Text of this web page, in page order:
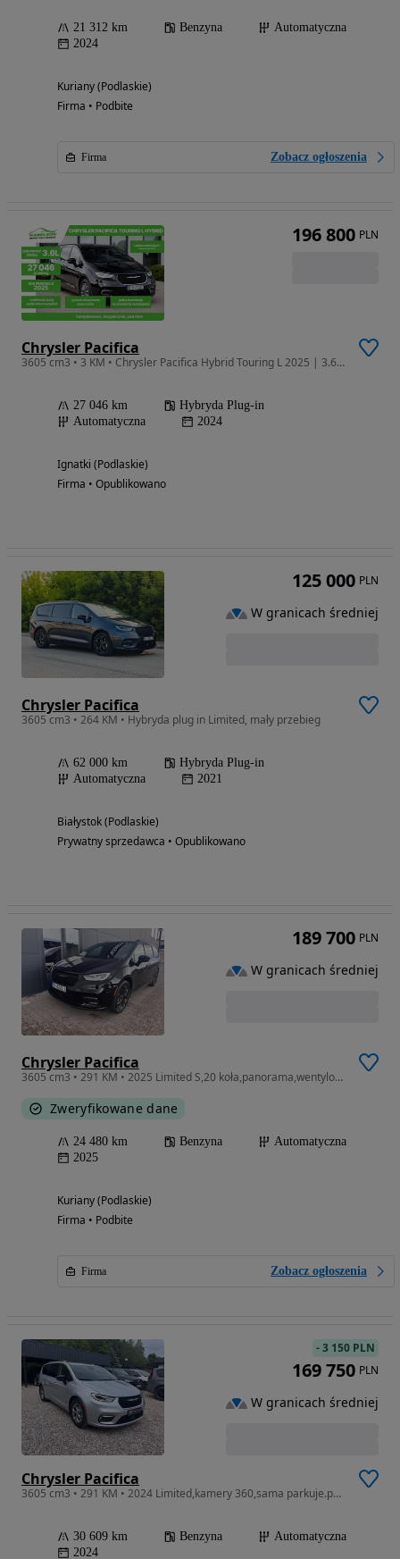
21 312 km Benzyna
Automatyczna
2024
Kuriany (Podlaskie)
Firma • Podbite
Firma Zobacz ogłoszenia
Chrysler Pacifica
3605 cm3 • 3 KM • Chrysler Pacifica Hybrid Touring L 2025 | 3.6 V6 Plug-In | Czarny | Za
27 046 km
Hybryda Plug-in
Automatyczna
2024
Ignatki (Podlaskie)
Firma • Opublikowano
196 800 PLN
Chrysler Pacifica
3605 cm3 • 264 KM • Hybryda plug in Limited, mały przebieg
62 000 km
Hybryda Plug-in
Automatyczna
2021
Białystok (Podlaskie)
Prywatny sprzedawca • Opublikowano
125 000 PLN
W granicach średniej
Chrysler Pacifica
3605 cm3 • 291 KM • 2025 Limited S,20 koła,panorama,wentylowane fotele
Zweryfikowane dane
24 480 km Benzyna
Automatyczna
2025
Kuriany (Podlaskie)
Firma • Podbite
Firma Zobacz ogłoszenia
189 700 PLN
W granicach średniej
Chrysler Pacifica
3605 cm3 • 291 KM • 2024 Limited,kamery 360,sama parkuje.panorama,wentylowane fotele
30 609 km Benzyna
Automatyczna
2024
-3 150 PLN
169 750 PLN
W granicach średniej